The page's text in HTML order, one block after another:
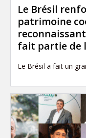
Le Brésil
patrimoine
fait partie de
Le Brésil a fait un